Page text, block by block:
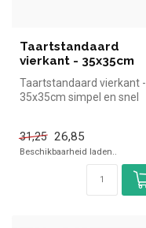
Taartstandaard
vierkant - 35x35cm
Taartstandaard vierkant -
35x35cm simpel en snel
31,25 26,85
Beschikbaarheid laden..